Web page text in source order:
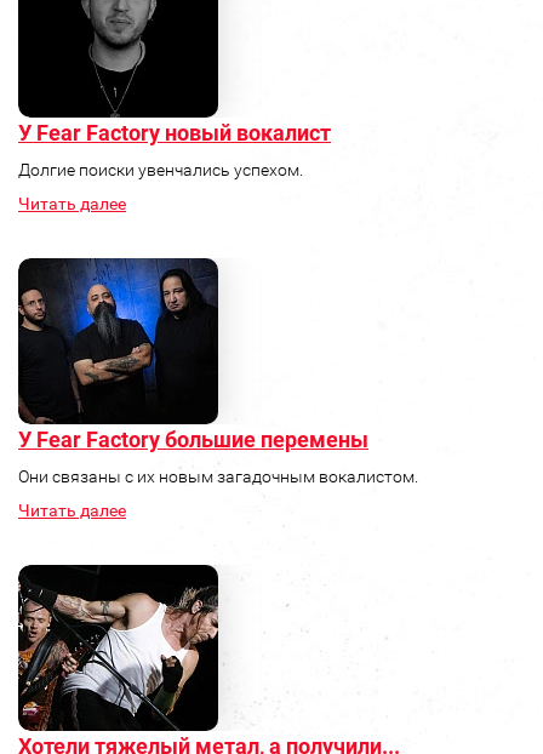
У Fear Factory новый вокалист
Долгие поиски увенчались успехом.
Читать далее
У Fear Factory большие перемены
Они связаны с их новым загадочным вокалистом.
Читать далее
Хотели тяжелый метал, а получили...